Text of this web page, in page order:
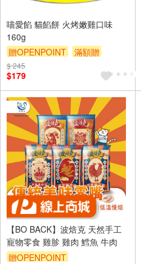
喵愛餡 貓餡餅 火烤嫩雞口味
160g
贈OPENPOINT
滿額贈
贈$200
$ 245
$179
【BO BACK】波焙克 天然手工
寵物零食 雞胗 雞肉 鱈魚 牛肉
贈OPENPOINT